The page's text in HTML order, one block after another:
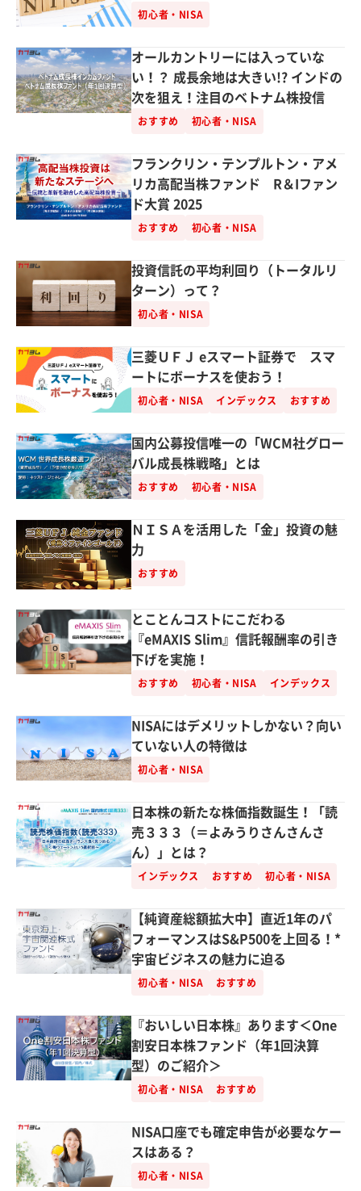
初心者・NISA
オールカントリーには入っていな
い！？ 成長余地は大きい!? インドの
次を狙え！注目のベトナム株投信
おすすめ 初心者・NISA
フランクリン・テンプルトン・アメ
リカ高配当株ファンド R＆Iファン
ド大賞 2025
おすすめ 初心者・NISA
投資信託の平均利回り（トータルリ
ターン）って？
初心者・NISA
三菱ＵＦＪ eスマート証券で スマ
ートにボーナスを使おう！
初心者・NISA インデックス おすすめ
国内公募投信唯一の「WCM社グロー
バル成長株戦略」とは
おすすめ 初心者・NISA
ＮＩＳＡを活用した「金」投資の魅
力
おすすめ
とことんコストにこだわる
『eMAXIS Slim』信託報酬率の引き
下げを実施！
おすすめ 初心者・NISA インデックス
NISAにはデメリットしかない？向い
ていない人の特徴は
初心者・NISA
日本株の新たな株価指数誕生！「読
売３３３（＝よみうりさんさんさ
ん）」とは？
インデックス おすすめ 初心者・NISA
【純資産総額拡大中】直近1年のパ
フォーマンスはS&P500を上回る！*
宇宙ビジネスの魅力に迫る
初心者・NISA おすすめ
『おいしい日本株』あります＜One
割安日本株ファンド（年1回決算
型）のご紹介＞
初心者・NISA おすすめ
NISA口座でも確定申告が必要なケー
スはある？
初心者・NISA